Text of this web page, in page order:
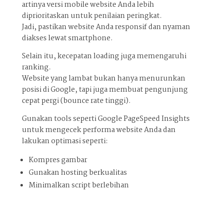
artinya versi mobile website Anda lebih
diprioritaskan untuk penilaian peringkat.
Jadi, pastikan website Anda responsif dan nyaman
diakses lewat smartphone.
Selain itu, kecepatan loading juga memengaruhi
ranking.
Website yang lambat bukan hanya menurunkan
posisi di Google, tapi juga membuat pengunjung
cepat pergi (bounce rate tinggi).
Gunakan tools seperti Google PageSpeed Insights
untuk mengecek performa website Anda dan
lakukan optimasi seperti:
Kompres gambar
Gunakan hosting berkualitas
Minimalkan script berlebihan